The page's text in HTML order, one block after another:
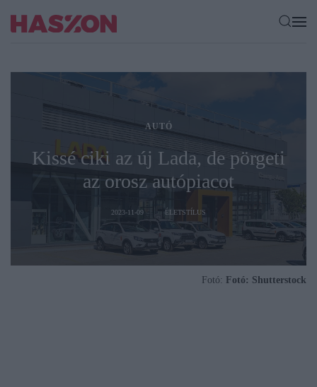
AUTÓ
Kissé ciki az új Lada, de pörgeti
az orosz autópiacot
2023-11-09 ÉLETSTÍLUS
Fotó: Fotó: Shutterstock